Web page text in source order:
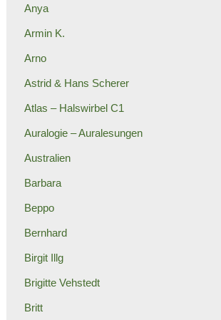
Anya
Armin K.
Arno
Astrid & Hans Scherer
Atlas – Halswirbel C1
Auralogie – Auralesungen
Australien
Barbara
Beppo
Bernhard
Birgit Illg
Brigitte Vehstedt
Britt